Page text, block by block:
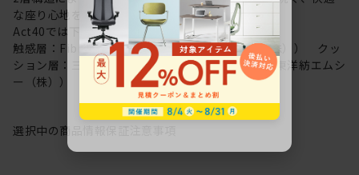
な座り心地を実現しました。
Act40では下記素材を採用しています。
触感層：Fibre cushion VL（帝人フロンティア（株）） クッ
ション層：三次元網状繊維構造体ブレスエアー®（東洋紡エムシ
ー（株））
選択中の商品情報